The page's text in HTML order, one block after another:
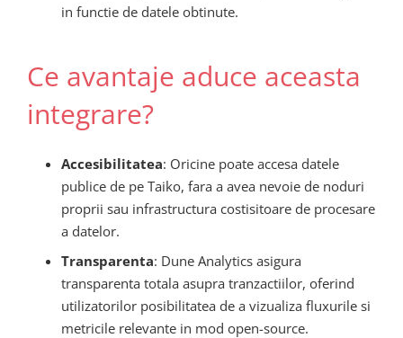
in functie de datele obtinute.
Ce avantaje aduce aceasta
integrare?
Accesibilitatea: Oricine poate accesa datele
publice de pe Taiko, fara a avea nevoie de noduri
proprii sau infrastructura costisitoare de procesare
a datelor.
Transparenta: Dune Analytics asigura
transparenta totala asupra tranzactiilor, oferind
utilizatorilor posibilitatea de a vizualiza fluxurile si
metricile relevante in mod open-source.